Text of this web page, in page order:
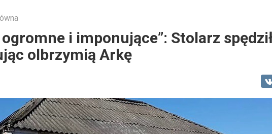
ogromne i imponujące”: Stolarz
olbrzymią Arkę